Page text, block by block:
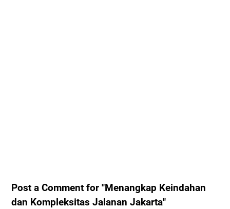
Post a Comment for "Menangkap Keindahan
dan Kompleksitas Jalanan Jakarta"